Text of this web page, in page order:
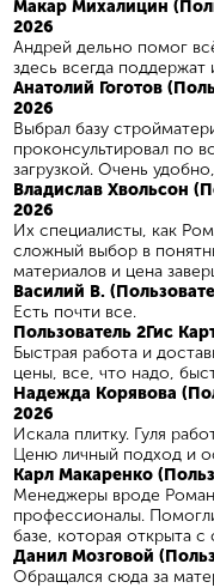
Макар Михалицин
2026
Андрей дельно помог
здесь всегда поддержат
Анатолий Гоготов
2026
Выбрал базу
проконсультировал по
загрузкой. Очень
Владислав Хвольсон
2026
Их специалисты, как
сложный выбор в
материалов и цена
Василий В.
Есть почти все.
Пользователь 2Гис
Быстрая работа и
цены, все, что надо,
Надежда Корявова
2026
Искала плитку. Гуля
Ценю личный подход и
Карл Макаренко
Менеджеры вроде
профессионалы.
базе, которая открыта
Данил Мозговой
Обращался сюда за